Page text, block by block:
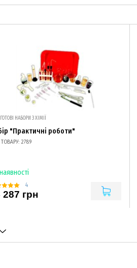
ГОТОВІ НАБОРИ З ХІМІЇ
"Практичні роботи"
2789
4
287 грн